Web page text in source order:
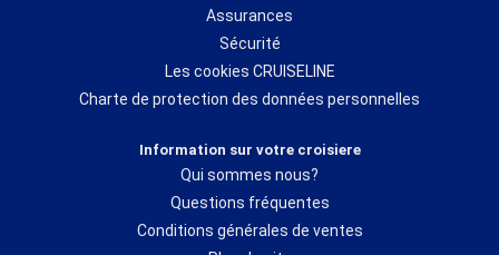
Assurances
Sécurité
Les cookies CRUISELINE
Charte de protection des données personnelles
Information sur votre croisiere
Qui sommes nous?
Questions fréquentes
Conditions générales de ventes